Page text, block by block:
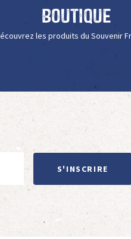
Boutique
les produits du Souvenir
S'INSCRIRE